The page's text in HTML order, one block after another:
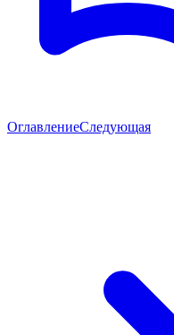
ОглавлениеСледующая